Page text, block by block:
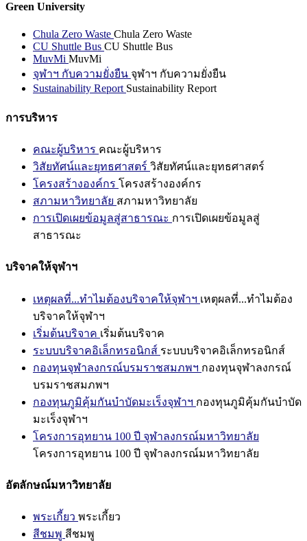
Green University
Chula Zero Waste Chula Zero Waste
CU Shuttle Bus CU Shuttle Bus
MuvMi MuvMi
จุฬาฯ กับความยั่งยืน จุฬาฯ กับความยั่งยืน
Sustainability Report Sustainability Report
การบริหาร
คณะผู้บริหาร คณะผู้บริหาร
วิสัยทัศน์และยุทธศาสตร์ วิสัยทัศน์และยุทธศาสตร์
โครงสร้างองค์กร โครงสร้างองค์กร
สภามหาวิทยาลัย สภามหาวิทยาลัย
การเปิดเผยข้อมูลสู่สาธารณะ การเปิดเผยข้อมูลสู่
สาธารณะ
บริจาคให้จุฬาฯ
เหตุผลที่...ทำไมต้องบริจาคให้จุฬาฯ เหตุผลที่...ทำไมต้อง
บริจาคให้จุฬาฯ
เริ่มต้นบริจาค เริ่มต้นบริจาค
ระบบบริจาคอิเล็กทรอนิกส์ ระบบบริจาคอิเล็กทรอนิกส์
กองทุนจุฬาลงกรณ์บรมราชสมภพฯ กองทุนจุฬาลงกรณ์
บรมราชสมภพฯ
กองทุนภูมิคุ้มกันบำบัดมะเร็งจุฬาฯ กองทุนภูมิคุ้มกันบำบัด
มะเร็งจุฬาฯ
โครงการอุทยาน 100 ปี จุฬาลงกรณ์มหาวิทยาลัย
โครงการอุทยาน 100 ปี จุฬาลงกรณ์มหาวิทยาลัย
อัตลักษณ์มหาวิทยาลัย
พระเกี้ยว พระเกี้ยว
สีชมพู สีชมพู